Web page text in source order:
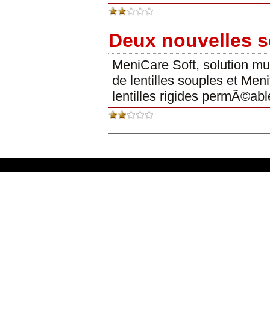
Deux nouvelles
MeniCare Soft, solution
de lentilles souples et
lentilles rigides